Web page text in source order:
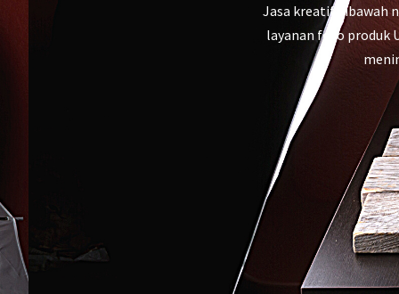
Jasa kreatif dibawah
layanan foto produk